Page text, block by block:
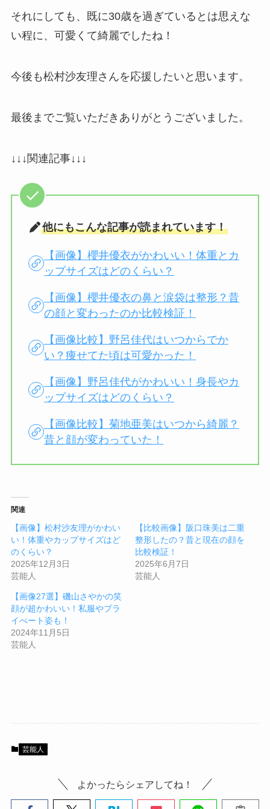
それにしても、既に30歳を過ぎているとは思えな
い程に、可愛くて綺麗でしたね！
今後も松村沙友理さんを応援したいと思います。
最後までご覧いただきありがとうございました。
↓↓↓関連記事↓↓↓
他にもこんな記事が読まれています！
【画像】櫻井優衣がかわいい！体重とカ
ップサイズはどのくらい？
【画像】櫻井優衣の鼻と涙袋は整形？昔
の顔と変わったのか比較検証！
【画像比較】野呂佳代はいつからでか
い？痩せてた頃は可愛かった！
【画像】野呂佳代がかわいい！身長やカ
ップサイズはどのくらい？
【画像比較】菊地亜美はいつから綺麗？
昔と顔が変わっていた！
関連
【画像】松村沙友理がかわい
い！体重やカップサイズはど
のくらい？
2025年12月3日
芸能人
【比較画像】阪口珠美は二重
整形したの？昔と現在の顔を
比較検証！
2025年6月7日
芸能人
【画像27選】磯山さやかの笑
顔が超かわいい！私服やプラ
イべート姿も！
2024年11月5日
芸能人
芸能人
よかったらシェアしてね！